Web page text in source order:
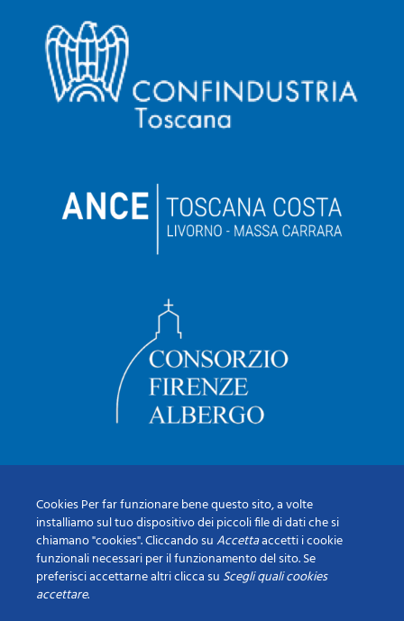
Cookies Per far funzionare bene questo sito, a volte
installiamo sul tuo dispositivo dei piccoli file di dati che si
chiamano "cookies". Cliccando suAccettaaccetti i cookie
funzionali necessari per il funzionamento del sito. Se
preferisci accettarne altri clicca su Scegli quali cookies
accettare.